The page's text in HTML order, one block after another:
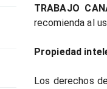
TRABAJO
recomienda al
Propiedad
Los derechos